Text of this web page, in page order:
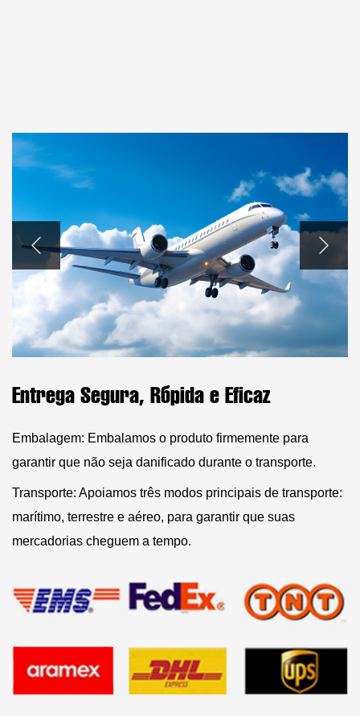
Entrega Segura, Rápida e Eficaz
Embalagem: Embalamos o produto firmemente para
garantir que não seja danificado durante o transporte.
Transporte: Apoiamos três modos principais de transporte:
marítimo, terrestre e aéreo, para garantir que suas
mercadorias cheguem a tempo.